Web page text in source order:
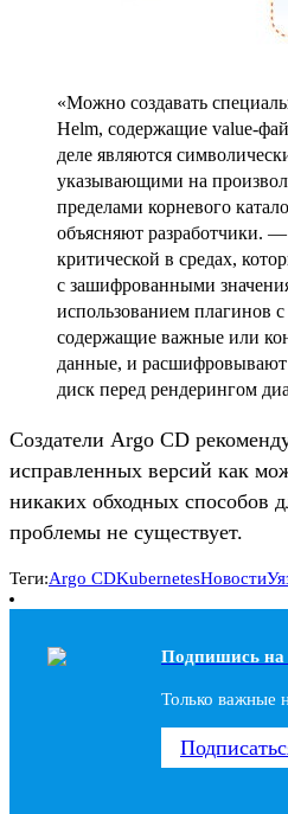
«Можно создавать
Helm, содержащие value-
деле являются
указывающими на
пределами корневого
объясняют разработчики.
критической в средах,
с зашифрованными
использованием плагинов
содержащие важные или
данные, и
диск перед рендерингом
Создатели Argo CD
исправленных версий как
никаких обходных способов
проблемы не существует.
Теги:Argo CDKubernetesНовости
Подпишись на
Только важные